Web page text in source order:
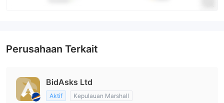
Perusahaan Terkait
BidAsks Ltd
Aktif Kepulauan Marshall